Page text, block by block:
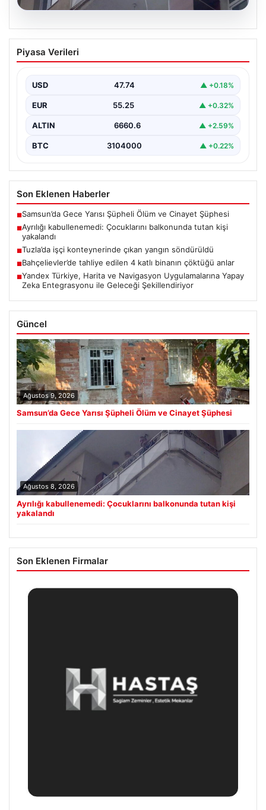
08.08.2026
Ayrılığı kabullenemedi: Çocuklarını
balkonunda tutan kişi yakalandı
isteyen 39 yaşındaki bir kişi, 4 ve 6…
Piyasa Verileri
USD 47.74 ▲ +0.18%
EUR 55.25 ▲ +0.32%
ALTIN 6660.6 ▲ +2.59%
BTC 3104000 ▲ +0.22%
Son Eklenen Haberler
■Samsun’da Gece Yarısı Şüpheli Ölüm ve Cinayet Şüphesi
■Ayrılığı kabullenemedi: Çocuklarını balkonunda tutan kişi
yakalandı
■Tuzla’da işçi konteynerinde çıkan yangın söndürüldü
■Bahçelievler’de tahliye edilen 4 katlı binanın çöktüğü anlar
■Yandex Türkiye, Harita ve Navigasyon Uygulamalarına Yapay
Zeka Entegrasyonu ile Geleceği Şekillendiriyor
Güncel
Ağustos 9, 2026
Samsun’da Gece Yarısı Şüpheli Ölüm ve Cinayet Şüphesi
Ağustos 8, 2026
Ayrılığı kabullenemedi: Çocuklarını balkonunda tutan kişi
yakalandı
Son Eklenen Firmalar